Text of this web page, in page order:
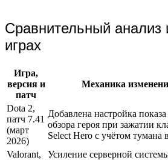
Сравнительный
играх
Игра,
версия и
патч
Механика
Dota 2,
патч 7.41
(март
2026)
Добавлена настройка
обзора героя при зажатии
Select Hero с учётом тумана
Valorant,
Усиление серверной